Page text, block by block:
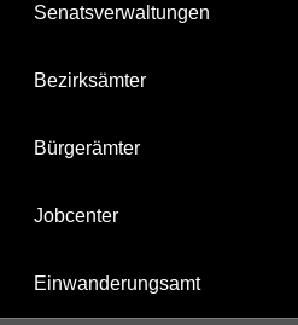
Senatsverwaltungen
Bezirksämter
Bürgerämter
Jobcenter
Einwanderungsamt